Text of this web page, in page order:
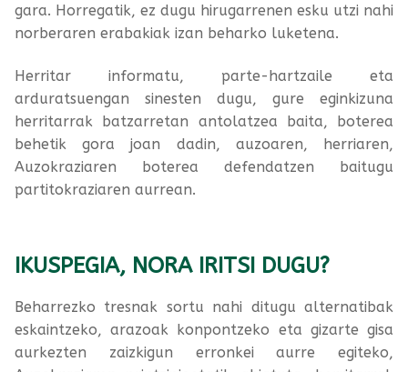
gara. Horregatik, ez dugu hirugarrenen esku utzi nahi
norberaren erabakiak izan beharko luketena.
Herritar informatu, parte-hartzaile eta
arduratsuengan sinesten dugu, gure eginkizuna
herritarrak batzarretan antolatzea baita, boterea
behetik gora joan dadin, auzoaren, herriaren,
Auzokraziaren boterea defendatzen baitugu
partitokraziaren aurrean.
IKUSPEGIA, NORA IRITSI DUGU?
Beharrezko tresnak sortu nahi ditugu alternatibak
eskaintzeko, arazoak konpontzeko eta gizarte gisa
aurkezten zaizkigun erronkei aurre egiteko,